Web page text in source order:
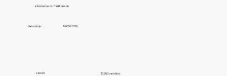
อัพเดทล่าสุด: 8/4/66 21:00
แจ้งรายงาน / ประกาศไม่เหมาะสม
ราคาเช่า 31,000 บาท/เดือน